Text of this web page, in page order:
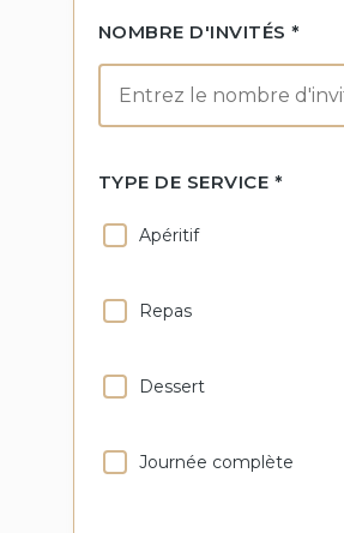
NOMBRE D'INVITÉS *
TYPE DE SERVICE *
Apéritif
Repas
Dessert
Journée complète